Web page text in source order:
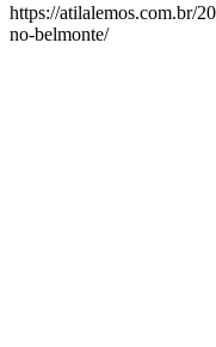
https://atilalemos.com.br/
no-belmonte/